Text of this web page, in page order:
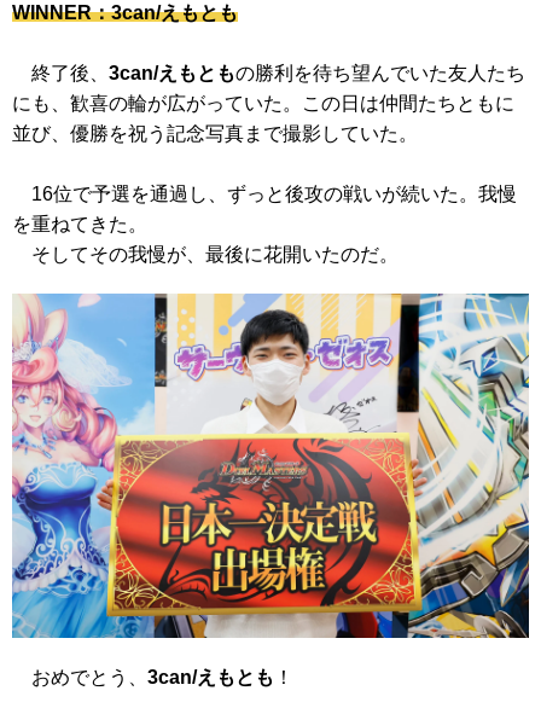
WINNER：3can/えもとも
終了後、 3can/えもともの勝利を待ち望んでいた友人たち
にも、歓喜の輪が広がっていた。この日は仲間たちともに
並び、優勝を祝う記念写真まで撮影していた。
16位で予選を通過し、ずっと後攻の戦いが続いた。我慢
を重ねてきた。
そしてその我慢が、最後に花開いたのだ。
おめでとう、 3can/えもとも ！